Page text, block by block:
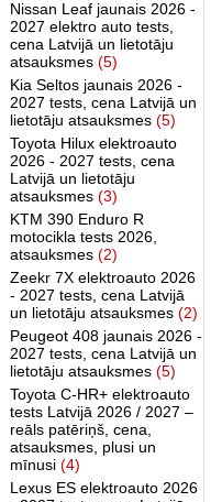
Nissan Leaf jaunais 2026 -
2027 elektro auto tests,
cena Latvijā un lietotāju
atsauksmes (5)
Kia Seltos jaunais 2026 -
2027 tests, cena Latvijā un
lietotāju atsauksmes (5)
Toyota Hilux elektroauto
2026 - 2027 tests, cena
Latvijā un lietotāju
atsauksmes (3)
KTM 390 Enduro R
motocikla tests 2026,
atsauksmes (2)
Zeekr 7X elektroauto 2026
- 2027 tests, cena Latvijā
un lietotāju atsauksmes (2)
Peugeot 408 jaunais 2026 -
2027 tests, cena Latvijā un
lietotāju atsauksmes (5)
Toyota C-HR+ elektroauto
tests Latvijā 2026 / 2027 –
reāls patēriņš, cena,
atsauksmes, plusi un
mīnusi (4)
Lexus ES elektroauto 2026